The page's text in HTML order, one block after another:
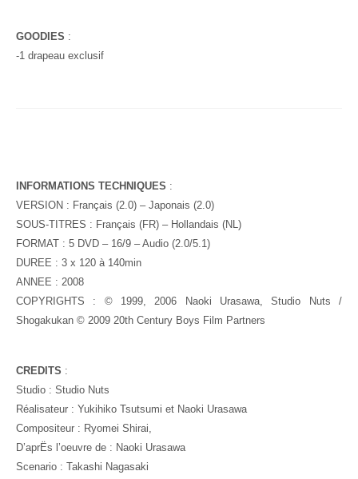
GOODIES :
-1 drapeau exclusif
INFORMATIONS TECHNIQUES :
VERSION : Français (2.0) – Japonais (2.0)
SOUS-TITRES : Français (FR) – Hollandais (NL)
FORMAT : 5 DVD – 16/9 – Audio (2.0/5.1)
DUREE : 3 x 120 à 140min
ANNEE : 2008
COPYRIGHTS : © 1999, 2006 Naoki Urasawa, Studio Nuts /
Shogakukan © 2009 20th Century Boys Film Partners
CREDITS :
Studio : Studio Nuts
Réalisateur : Yukihiko Tsutsumi et Naoki Urasawa
Compositeur : Ryomei Shirai,
D’aprËs l’oeuvre de : Naoki Urasawa
Scenario : Takashi Nagasaki